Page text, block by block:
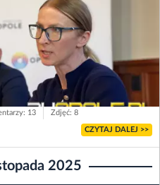
13 Zdjęć: 8
CZYTAJ DALEJ >>
2025